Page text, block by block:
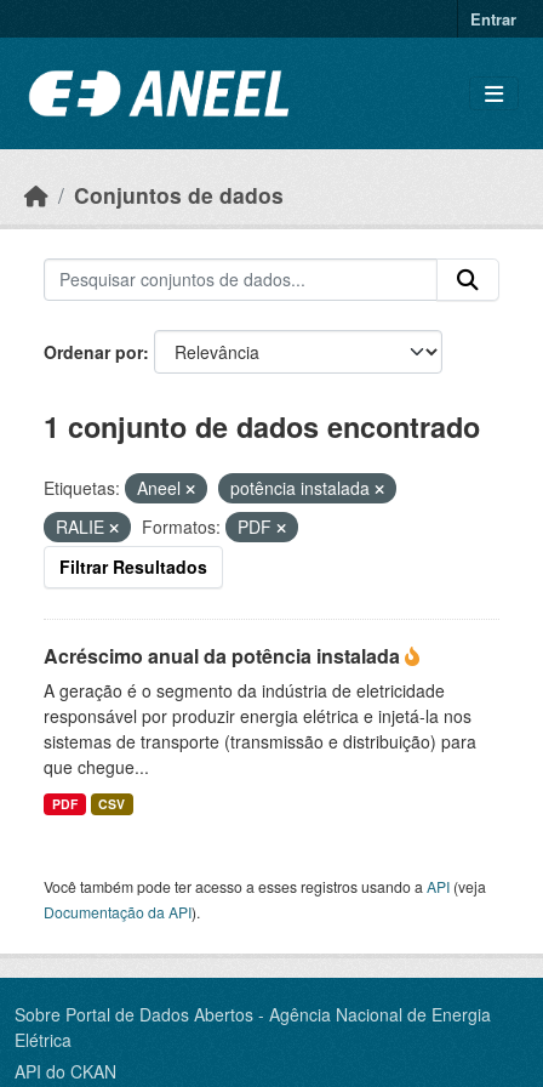
Entrar
Conjuntos de dados
Ordenar por
1 conjunto de dados encontrado
Etiquetas: Aneel
potência instalada
RALIE
Formatos:
PDF
Filtrar Resultados
Acréscimo anual da potência instalada
A geração é o segmento da indústria de eletricidade
responsável por produzir energia elétrica e injetá-la nos
sistemas de transporte (transmissão e distribuição) para
que chegue...
PDF CSV
Você também pode ter acesso a esses registros usando a API (veja
Documentação da API).
Sobre Portal de Dados Abertos - Agência Nacional de Energia
Elétrica
API do CKAN